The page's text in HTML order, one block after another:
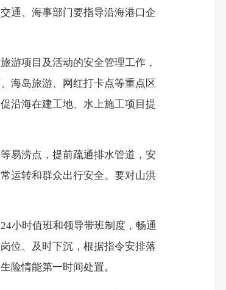
通、海事部门要指导沿海港口企
游项目及活动的安全管理工作，
海岛旅游、网红打卡点等重点区
沿海在建工地、水上施工项目提
易涝点，提前疏通排水管道，安
运转和群众出行安全。要对山洪
24小时值班和领导带班制度，畅通
位、及时下沉，根据指令安排落
险情能第一时间处置。